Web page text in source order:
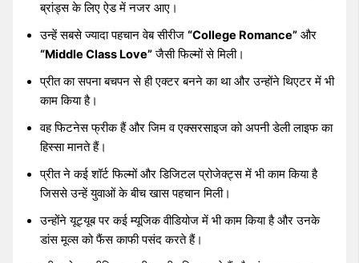
ब्रांड्स के लिए ऐड में नजर आए।
उन्हें सबसे ज्यादा पहचान वेब सीरीज“College Romance” और
“Middle Class Love”जैसी फिल्मों से मिली।
प्रीत का सपना बचपन से ही एक्टर बनने का था और उन्होंने थिएटर में भी
काम किया है।
वह फिटनेस फ्रीक हैं और जिम व एक्सरसाइज को अपनी डेली लाइफ का
हिस्सा मानते हैं।
प्रीत ने कई शॉर्ट फिल्मों और डिजिटल प्रोजेक्ट्स में भी काम किया है
जिससे उन्हें युवाओं के बीच खास पहचान मिली।
उन्होंने यूट्यूब पर कई म्यूजिक वीडियोज में भी काम किया है और उनके
डांस मूव्स को फैंस काफी पसंद करते हैं।